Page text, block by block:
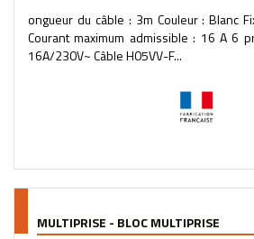
ongueur du câble : 3m Couleur : Blanc
Courant maximum admissible : 16 A 6
16A/230V~ Câble H05VV-F...
MULTIPRISE - BLOC MULTIPRISE